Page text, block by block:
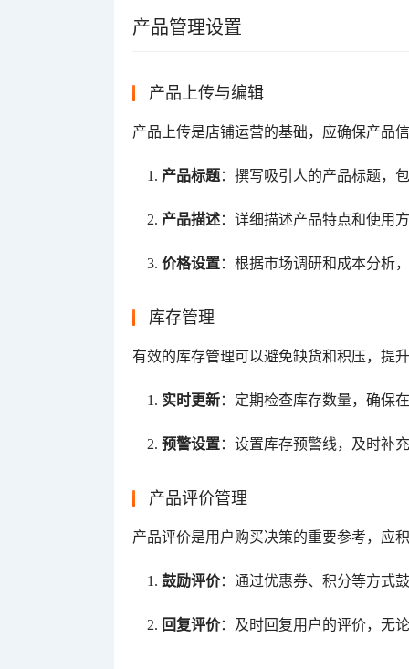
产品管理设置
产品上传与编辑
产品上传是店铺运营的基础，应确保产品
产品标题：撰写吸引人的产品标题，
产品描述：详细描述产品特点和使用
价格设置：根据市场调研和成本分析
库存管理
有效的库存管理可以避免缺货和积压，提
实时更新：定期检查库存数量，确保
预警设置：设置库存预警线，及时补
产品评价管理
产品评价是用户购买决策的重要参考，应
鼓励评价：通过优惠券、积分等方式
回复评价：及时回复用户的评价，无